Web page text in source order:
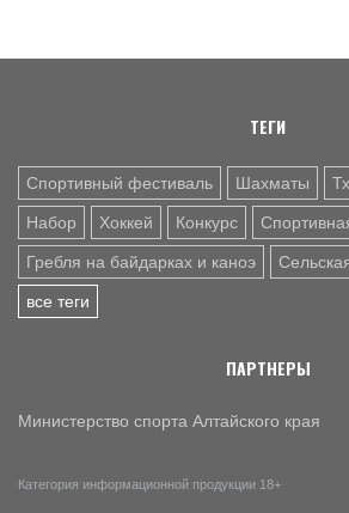
летняя. Поспелиха, 2014 год. Часть
ТЕГИ
Спортивный фестиваль Шахматы
Набор Хоккей Конкурс
Гребля на байдарках и каноэ
все теги
ПАРТНЕРЫ
Министерство спорта Алтайского края
Категория информационной продукции 18+